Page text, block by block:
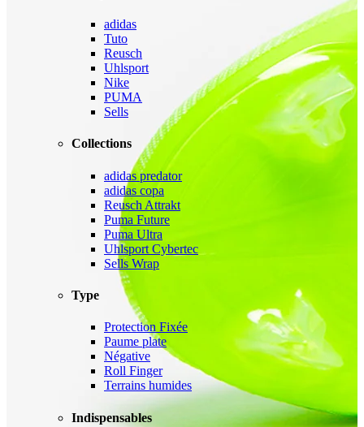
adidas
Tuto
Reusch
Uhlsport
Nike
PUMA
Sells
Collections
adidas predator
adidas copa
Reusch Attrakt
Puma Future
Puma Ultra
Uhlsport Cybertec
Sells Wrap
Type
Protection Fixée
Paume plate
Négative
Roll Finger
Terrains humides
Indispensables